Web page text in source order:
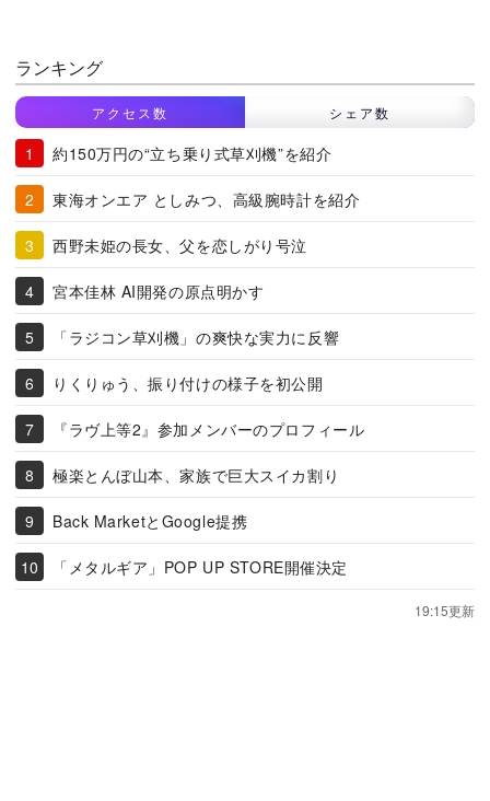
ランキング
アクセス数 シェア数
約150万円の“立ち乗り式草刈機”を紹介
東海オンエア としみつ、高級腕時計を紹介
西野未姫の長女、父を恋しがり号泣
宮本佳林 AI開発の原点明かす
「ラジコン草刈機」の爽快な実力に反響
りくりゅう、振り付けの様子を初公開
『ラヴ上等2』参加メンバーのプロフィール
極楽とんぼ山本、家族で巨大スイカ割り
Back MarketとGoogle提携
「メタルギア」POP UP STORE開催決定
19:15更新